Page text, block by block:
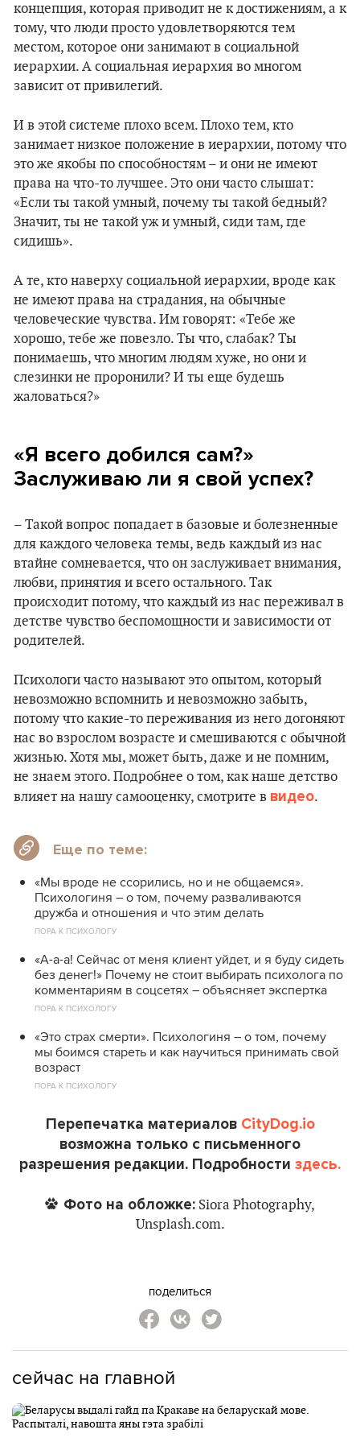
концепция, которая приводит не к достижениям, а к
тому, что люди просто удовлетворяются тем
местом, которое они занимают в социальной
иерархии. А социальная иерархия во многом
зависит от привилегий.
И в этой системе плохо всем. Плохо тем, кто
занимает низкое положение в иерархии, потому что
это же якобы по способностям – и они не имеют
права на что-то лучшее. Это они часто слышат:
«Если ты такой умный, почему ты такой бедный?
Значит, ты не такой уж и умный, сиди там, где
сидишь».
А те, кто наверху социальной иерархии, вроде как
не имеют права на страдания, на обычные
человеческие чувства. Им говорят: «Тебе же
хорошо, тебе же повезло. Ты что, слабак? Ты
понимаешь, что многим людям хуже, но они и
слезинки не проронили? И ты еще будешь
жаловаться?»
«Я всего добился сам?»
Заслуживаю ли я свой успех?
– Такой вопрос попадает в базовые и болезненные
для каждого человека темы, ведь каждый из нас
втайне сомневается, что он заслуживает внимания,
любви, принятия и всего остального. Так
происходит потому, что каждый из нас переживал в
детстве чувство беспомощности и зависимости от
родителей.
Психологи часто называют это опытом, который
невозможно вспомнить и невозможно забыть,
потому что какие-то переживания из него догоняют
нас во взрослом возрасте и смешиваются с обычной
жизнью. Хотя мы, может быть, даже и не помним,
не знаем этого. Подробнее о том, как наше детство
влияет на нашу самооценку, смотрите в видео.
Еще по теме:
«Мы вроде не ссорились, но и не общаемся».
Психологиня – о том, почему разваливаются
дружба и отношения и что этим делать
ПОРА К ПСИХОЛОГУ
«А-а-а! Сейчас от меня клиент уйдет, и я буду сидеть
без денег!» Почему не стоит выбирать психолога по
комментариям в соцсетях – объясняет экспертка
ПОРА К ПСИХОЛОГУ
«Это страх смерти». Психологиня – о том, почему
мы боимся стареть и как научиться принимать свой
возраст
ПОРА К ПСИХОЛОГУ
Перепечатка материалов CityDog.io
возможна только с письменного
разрешения редакции. Подробности здесь.
Фото на обложке: Siora Photography,
Unsplash.com.
поделиться
сейчас на главной